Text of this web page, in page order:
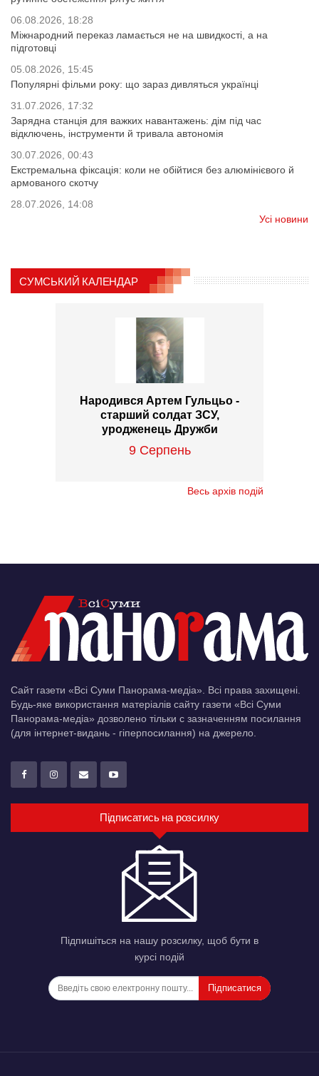
06.08.2026, 18:28
Міжнародний переказ ламається не на швидкості, а на
підготовці
05.08.2026, 15:45
Популярні фільми року: що зараз дивляться українці
31.07.2026, 17:32
Зарядна станція для важких навантажень: дім під час
відключень, інструменти й тривала автономія
30.07.2026, 00:43
Екстремальна фіксація: коли не обійтися без алюмінієвого й
армованого скотчу
28.07.2026, 14:08
Усі новини
СУМСЬКИЙ КАЛЕНДАР
Народився Артем Гульцьо -
старший солдат ЗСУ,
уродженець Дружби
9 Серпень
Весь архів подій
Сайт газети «Всі Суми Панорама-медіа». Всі права захищені.
Будь-яке використання матеріалів сайту газети «Всі Суми
Панорама-медіа» дозволено тільки c зазначенням посилання
(для інтернет-видань - гіперпосилання) на джерело.
Підписатись на розсилку
Підпишіться на нашу розсилку, щоб бути в
курсі подій
Підписатися